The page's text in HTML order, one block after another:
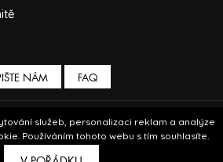
služeb, personalizaci reklam a analýze
Používáním tohoto webu s tím souhlasíte.
NÁM FAQ